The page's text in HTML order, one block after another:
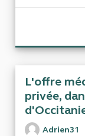
L'offre
privée,
Adrien31